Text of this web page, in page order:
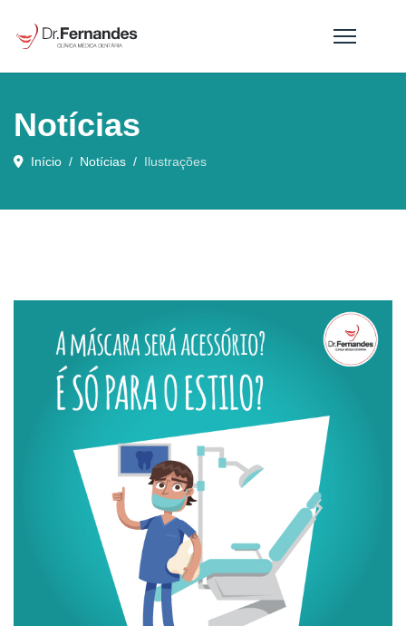
Notícias
Início Notícias Ilustrações